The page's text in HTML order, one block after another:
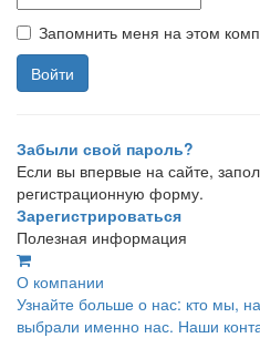
Запомнить меня на этом
Забыли свой пароль?
Если вы впервые на сайте,
регистрационную форму.
Зарегистрироваться
Полезная информация
О компании
Узнайте больше о нас: кто мы,
выбрали именно нас. Наши